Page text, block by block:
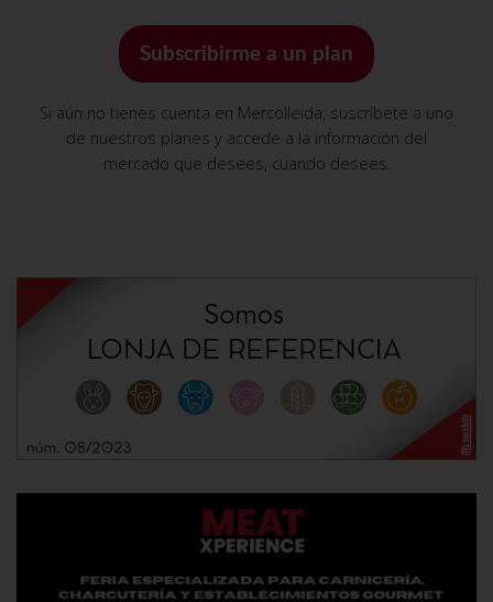
Subscribirme a un plan
Si aún no tienes cuenta en Mercolleida, suscríbete a uno
de nuestros planes y accede a la información del
mercado que desees, cuando desees.